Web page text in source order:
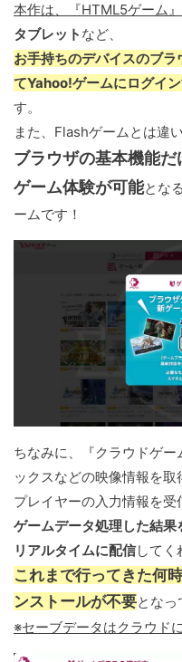
本作は、『HTML5ゲーム』
タブレット など、
お手持ちのデバイスのブ
てYahoo!ゲームにログイ
す。
また、Flashゲームとは違い
ブラウザの基本機能
ゲーム体験が可能とな
ームです！
ちなみに、『クラウドゲ
ックスなどの映像情報を取
プレイヤーの入力情報を受
ゲームデータ処理した結
リアルタイムに配信してく
これまで行ってきた何
ンストールが不要となっ
※セーブデータはクラウド